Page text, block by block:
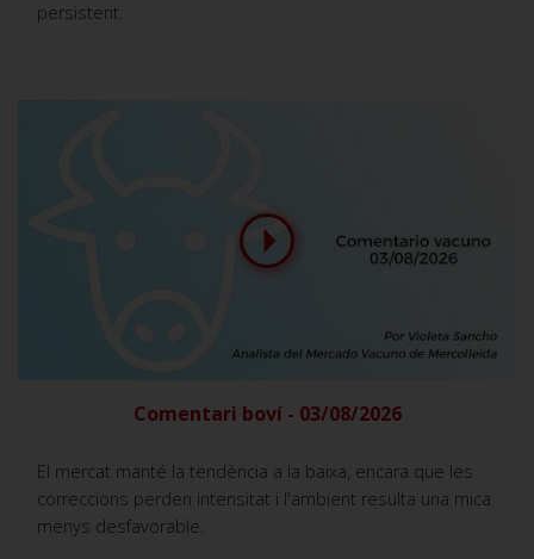
persistent.
Comentari boví - 03/08/2026
El mercat manté la tendència a la baixa, encara que les
correccions perden intensitat i l'ambient resulta una mica
menys desfavorable.